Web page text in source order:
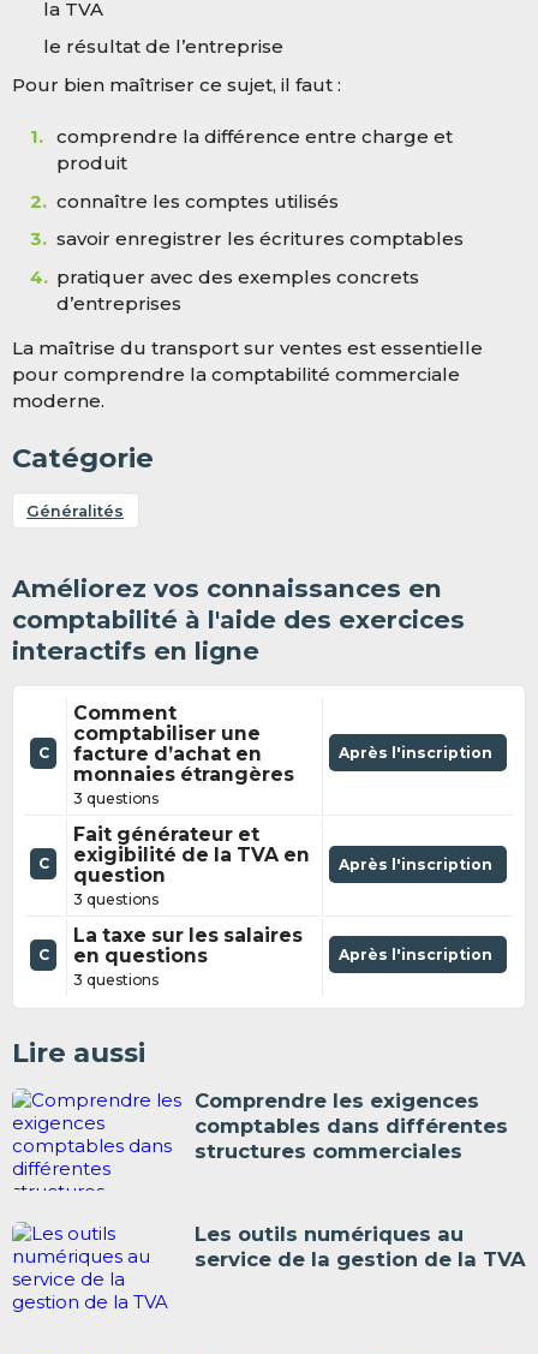
la TVA
le résultat de l’entreprise
Pour bien maîtriser ce sujet, il faut :
comprendre la différence entre charge et
produit
connaître les comptes utilisés
savoir enregistrer les écritures comptables
pratiquer avec des exemples concrets
d’entreprises
La maîtrise du transport sur ventes est essentielle
pour comprendre la comptabilité commerciale
moderne.
Catégorie
Généralités
Améliorez vos connaissances en
comptabilité à l'aide des exercices
interactifs en ligne
C
Comment
comptabiliser une
facture d’achat en
monnaies étrangères
3 questions
Après l'inscription
C
Fait générateur et
exigibilité de la TVA en
question
3 questions
Après l'inscription
C
La taxe sur les salaires
en questions
3 questions
Après l'inscription
Lire aussi
Comprendre les exigences
comptables dans différentes
structures commerciales
Les outils numériques au
service de la gestion de la TVA